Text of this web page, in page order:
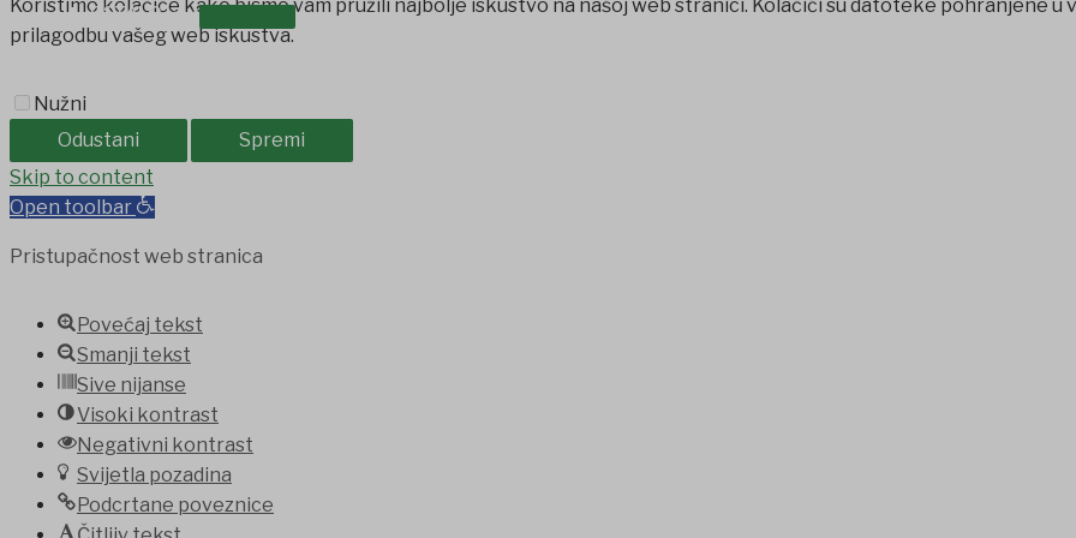
OSTALO
Koristimo kolačiće kako bismo vam pružili najbolje iskustvo na našoj web stranici. Kolačići su datoteke pohranjene
prilagodbu vašeg web iskustva.
Nužni
Odustani
Spremi
Grandpashabetjojobet
Skip to content
Open toolbar
Pristupačnost web stranica
Povećaj tekst
Smanji tekst
Sive nijanse
Visoki kontrast
Negativni kontrast
Svijetla pozadina
Podcrtane poveznice